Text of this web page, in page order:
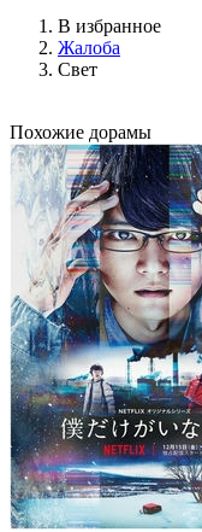
В избранное
Жалоба
Свет
Похожие дорамы